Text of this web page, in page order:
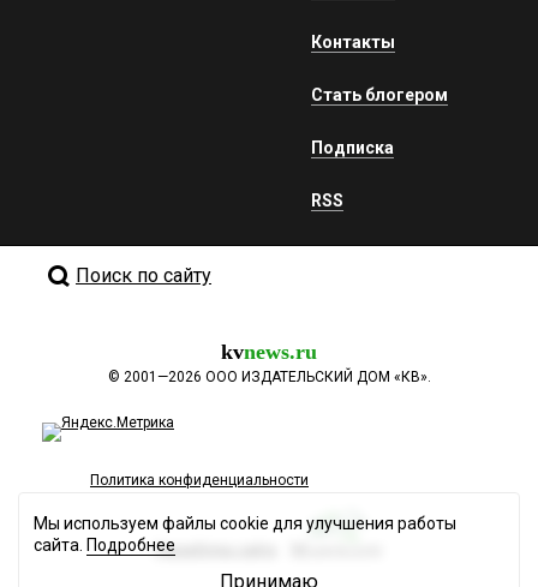
Контакты
Стать блогером
Подписка
RSS
Поиск по сайту
kvnews.ru
© 2001—2026 ООО ИЗДАТЕЛЬСКИЙ ДОМ «КВ».
Политика конфиденциальности
Разработка сайта
Мы используем файлы cookie для улучшения работы
сайта. Подробнее
Принимаю